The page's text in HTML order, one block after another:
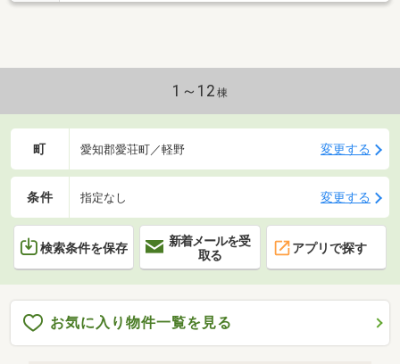
1～12 棟
町 愛知郡愛荘町／軽野 変更する
条件 指定なし 変更する
検索条件を保存
新着メールを受
取る
アプリで探す
お気に入り物件一覧を見る